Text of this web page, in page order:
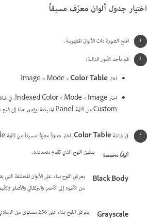
اختيار جدول ألوان معرّف مسبقاً
افتح الصورة ذات الألوان المفهرسة.
قم بأحد الأمور التالية:
اختر Image > Mode >Color Table
.
Custom من قائمة Panel المنبثقة. يؤدي هذا إلى فتح شاشة
في شاشةColor Table، اختر جدولاً معرّفًا مسبقاً من قائمة Table.
ألوانًا مخصصة
ينشئ اللوح الذي تقوم بتحديده.
Black Body
يعرض اللوح بناء على الألوان المختلفة
من الأسود إلى الأحمر والبرتقالي والأصفر
Grayscale يعرض اللوح بناء على 256 مستوى من الرمادي—من الأسود إلى الأبيض.